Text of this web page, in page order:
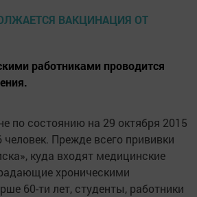
работниками проводится
по состоянию на 29 октября 2015
Прежде всего прививки
куда входят медицинские
хроническими
60-ти лет, студенты, работники